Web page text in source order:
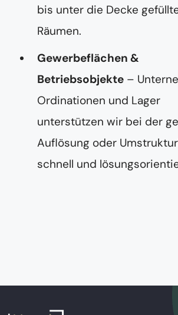
bis unter die Decke
Räumen.
Gewerbeflächen &
Betriebsobjekte –
Ordinationen und Lager
unterstützen wir bei der
Auflösung oder
schnell und